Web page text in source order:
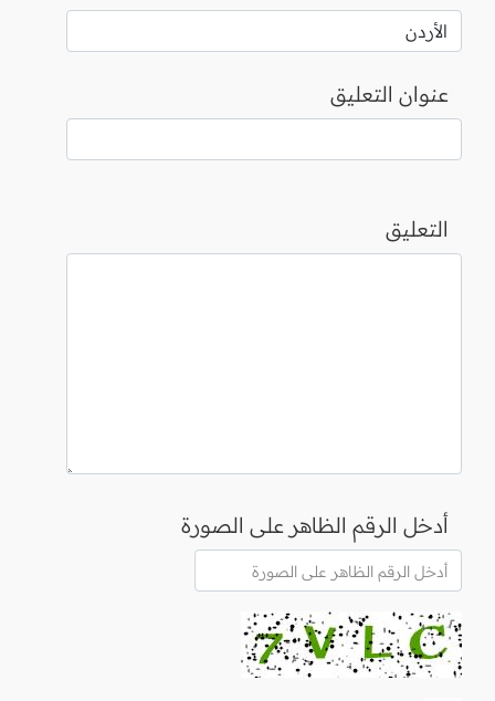
عنوان التعليق
التعليق
أدخل الرقم الظاهر على الصورة